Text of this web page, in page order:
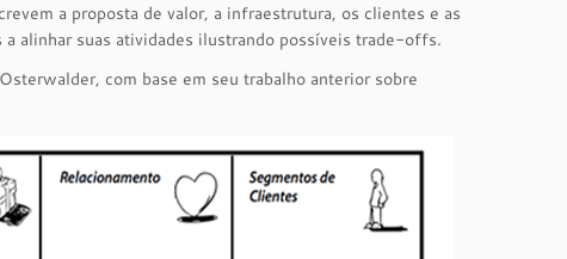
a proposta de valor, a infraestrutura, os clientes e as
alinhar suas atividades ilustrando possíveis trade-offs.
com base em seu trabalho anterior sobre